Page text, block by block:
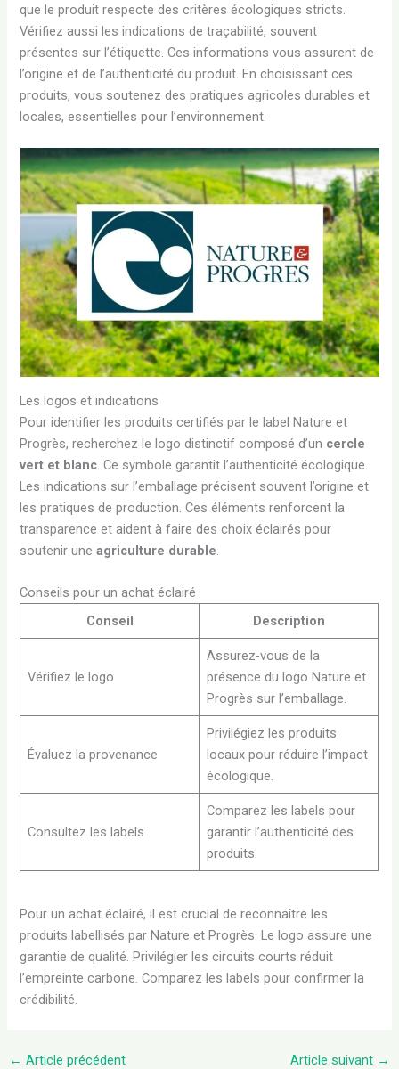
que le produit respecte des critères écologiques stricts.
Vérifiez aussi les indications de traçabilité, souvent
présentes sur l’étiquette. Ces informations vous assurent de
l’origine et de l’authenticité du produit. En choisissant ces
produits, vous soutenez des pratiques agricoles durables et
locales, essentielles pour l’environnement.
Les logos et indications
Pour identifier les produits certifiés par le label Nature et
Progrès, recherchez le logo distinctif composé d’un cercle
vert et blanc . Ce symbole garantit l’authenticité écologique.
Les indications sur l’emballage précisent souvent l’origine et
les pratiques de production. Ces éléments renforcent la
transparence et aident à faire des choix éclairés pour
soutenir uneagriculture durable
Conseils pour un achat éclairé
Conseil
Description
Vérifiez le logo
Assurez-vous de la
présence du logo Nature et
Progrès sur l’emballage.
Évaluez la provenance
Privilégiez les produits
locaux pour réduire l’impact
écologique.
Consultez les labels
Comparez les labels pour
garantir l’authenticité des
produits.
Pour un achat éclairé, il est crucial de reconnaître les
produits labellisés par Nature et Progrès. Le logo assure une
garantie de qualité. Privilégier les circuits courts réduit
l’empreinte carbone. Comparez les labels pour confirmer la
crédibilité.
← Article précédent Article suivant →